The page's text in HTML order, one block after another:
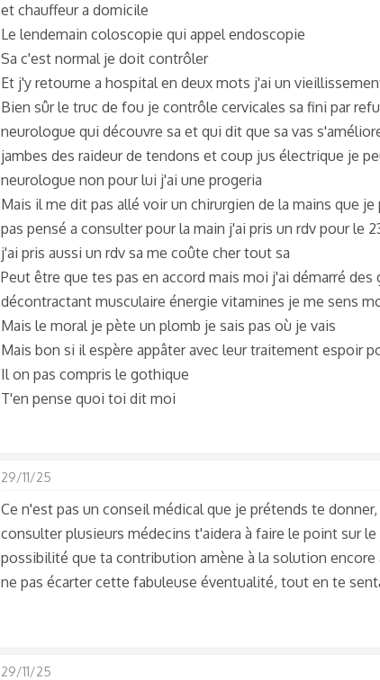
et chauffeur a domicile
Le lendemain coloscopie qui appel endoscopie
Sa c'est normal je doit contrôler
Et j'y retourne a hospital en deux mots j'ai un
Bien sûr le truc de fou je contrôle cervicales sa fini par
neurologue qui découvre sa et qui dit que sa vas
jambes des raideur de tendons et coup jus électrique je
neurologue non pour lui j'ai une progeria
Mais il me dit pas allé voir un chirurgien de la mains que
pas pensé a consulter pour la main j'ai pris un rdv pour le
j'ai pris aussi un rdv sa me coûte cher tout sa
Peut être que tes pas en accord mais moi j'ai démarré
décontractant musculaire énergie vitamines je me sens
Mais le moral je pète un plomb je sais pas où je vais
Mais bon si il espère appâter avec leur traitement espoir
Il on pas compris le gothique
T'en pense quoi toi dit moi
29/11/25
Ce n'est pas un conseil médical que je prétends te
consulter plusieurs médecins t'aidera à faire le point sur
possibilité que ta contribution amène à la solution
ne pas écarter cette fabuleuse éventualité, tout en te
29/11/25